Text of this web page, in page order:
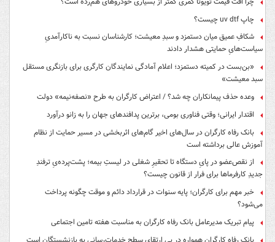
چاپ uv dtf چیست؟
شکافِ عمیق میان دستمزد و سبدِ معیشت؛ کارشناسان نسبت به ناکارآمدیِ
سیاست‌هایِ حمایتی هشدار دادند
«بن‌بست در کمیته دستمزد؛ اعلام آمادگی نمایندگان کارگری برای بازنگری مستقل
سبد معیشت»
وعده حذف پیمانکاران چه شد؟ / اعتراض کارگران به طرح «نصفه‌نیمه» دولت
اقتدار ایرانی؛ وقتی فناوری بومی، برترین پدافندهای جهان را به زانو درآورد
بانک رفاه کارگران در سال‌های اخیر گام‌های اثربخشی در مسیر حمایت از نظام
آموزش عالی برداشته است
از نقص‌عضو در پایِ دستگاه تا تحقیرِ شغلی در لیستِ بیمه؛ پشت‌پرده‌یِ ترفندِ
جدیدِ کارفرماها برای فرار از قانون چیست؟
خبر مهم برای کارگران؛ پایه سنوات در قرارداد دائم و موقت چگونه پرداخت
می‌شود؟
پیام تبریک مدیرعامل بانک رفاه کارگران به مناسبت هفته تامین اجتماعی